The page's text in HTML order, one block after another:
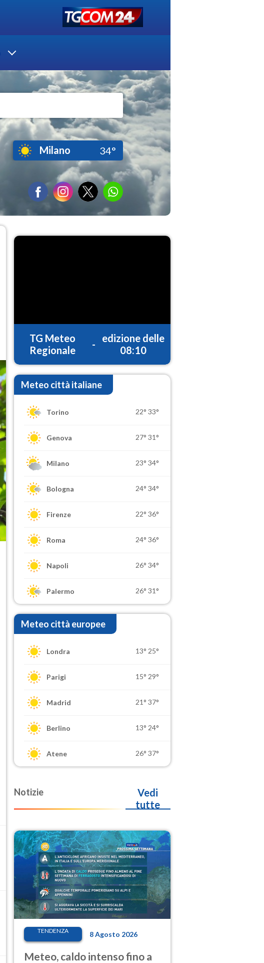
Milano 34°
TG Meteo
Regionale
-
edizione delle
08:10
Meteo città italiane
Torino 22° 33°
Genova 27° 31°
Milano 23° 34°
Bologna 24° 34°
Firenze 22° 36°
Roma 24° 36°
Napoli 26° 34°
Palermo 26° 31°
Meteo città europee
Londra 13° 25°
Parigi 15° 29°
Madrid 21° 37°
Berlino 13° 24°
Atene 26° 37°
Notizie
Vedi
tutte
TENDENZA 8 Agosto 2026
Meteo, caldo intenso fino a